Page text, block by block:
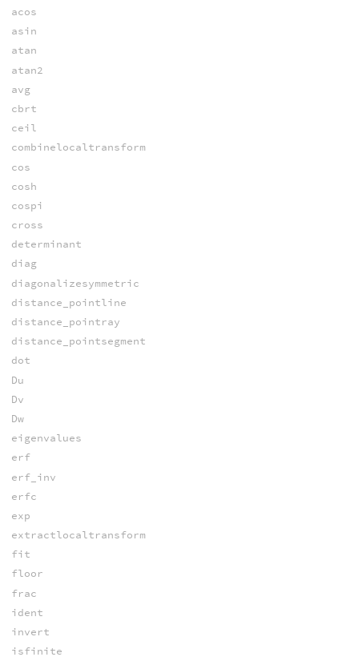
acos
asin
atan
atan2
avg
cbrt
ceil
combinelocaltransform
cos
cosh
cospi
cross
determinant
diag
diagonalizesymmetric
distance_pointline
distance_pointray
distance_pointsegment
dot
Du
Dv
Dw
eigenvalues
erf
erf_inv
erfc
exp
extractlocaltransform
fit
floor
frac
ident
invert
isfinite